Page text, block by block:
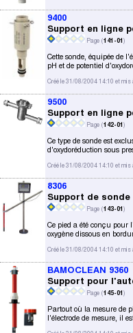
9400
Support en ligne
Page (141-01 )
Cette sonde, équipée de
pH et de potentiel
Créé le 31/08/2004 14:10 et
9500
Support en ligne
Page (142-01 )
Ce type de sonde est
d'oxydoréduction sous
Créé le 31/08/2004 14:10 et
8306
Support de
Page (143-01 )
Ce pied a été conçu pour
oxygène dissous en
Créé le 31/08/2004 14:10 et
BAMOCLEAN 9360
Support pour
Page (145-01 )
Partout où la mesure de
l'électrode de mesure, il